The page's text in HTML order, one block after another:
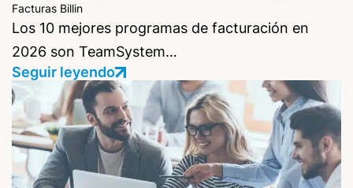
Facturas Billin
Los 10 mejores programas de facturación en
2026 son TeamSystem…
Seguir leyendo